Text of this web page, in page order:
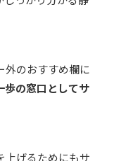
外のおすすめ欄に
歩の窓口としてサ
上げるためにもサ